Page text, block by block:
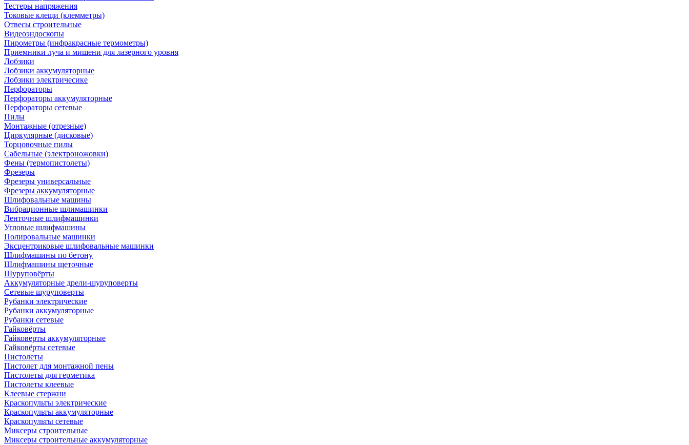
Тестеры напряжения
Токовые клещи (клемметры)
Отвесы строительные
Видеоэндоскопы
Пирометры (инфракрасные термометры)
Приемники луча и мишени для лазерного уровня
Лобзики
Лобзики аккумуляторные
Лобзики электричесике
Перфораторы
Перфораторы аккумуляторные
Перфораторы сетевые
Пилы
Монтажные (отрезные)
Циркулярные (дисковые)
Торцовочные пилы
Сабельные (электроножовки)
Фены (термопистолеты)
Фрезеры
Фрезеры универсальные
Фрезеры аккумуляторные
Шлифовальные машины
Вибрационные шлимашинки
Ленточные шлифмашинки
Угловые шлифмашины
Полировальные машинки
Эксцентриковые шлифовальные машинки
Шлифмашины по бетону
Шлифмашины щеточные
Шуруповёрты
Аккумуляторные дрели-шуруповерты
Сетевые шуруповерты
Рубанки электрические
Рубанки аккумуляторные
Рубанки сетевые
Гайковёрты
Гайковерты аккумуляторные
Гайковёрты сетевые
Пистолеты
Пистолет для монтажной пены
Пистолеты для герметика
Пистолеты клеевые
Клеевые стержни
Краскопульты электрические
Краскопульты аккумуляторные
Краскопульты сетевые
Миксеры строительные
Миксеры строительные аккумуляторные